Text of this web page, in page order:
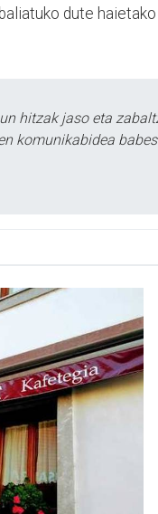
dute haietako
hitzak jaso eta
komunikabidea